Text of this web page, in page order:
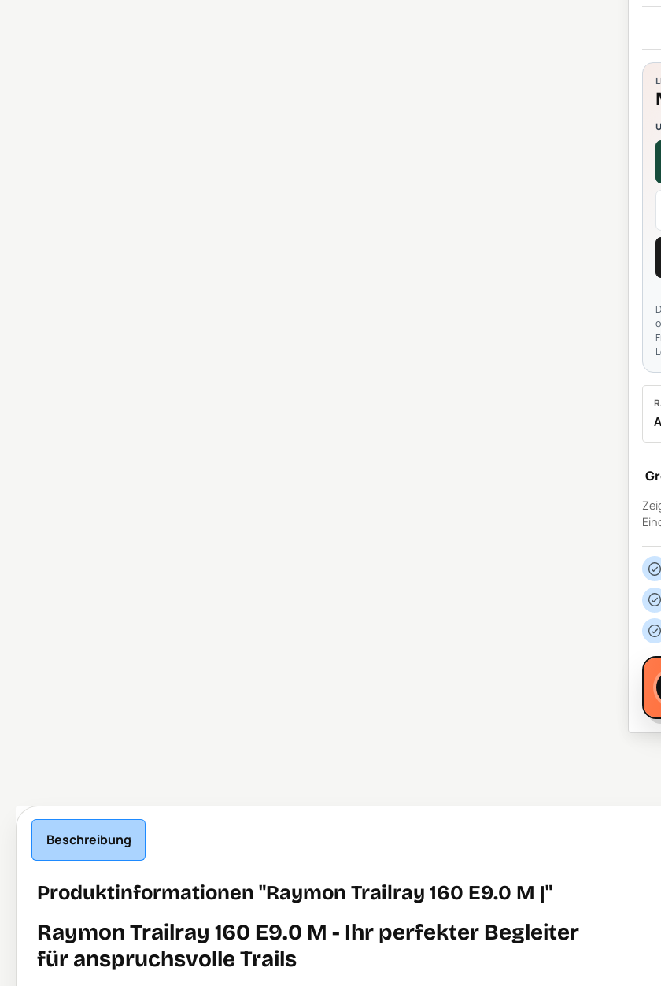
Beschreibung
Produktinformationen "Raymon Trailray 160 E9.0 M |"
Raymon Trailray 160 E9.0 M - Ihr perfekter Begleiter
für anspruchsvolle Trails